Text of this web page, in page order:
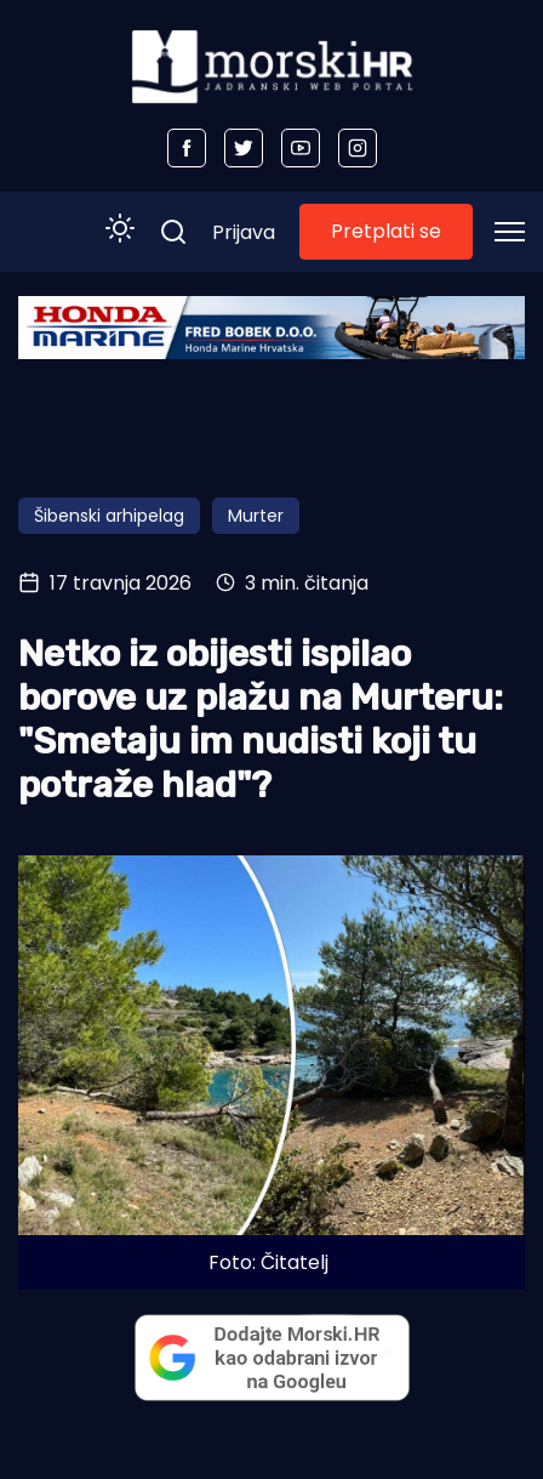
Početna
Obala
Otoci
Turizam i nautika
Pomorstvo
Ribolov
Ekologija
Tradicija i kultura
Prijava Pretplati se
Šibenski arhipelag Murter
17 travnja 2026 3 min. čitanja
Netko iz obijesti ispilao
borove uz plažu na Murteru:
"Smetaju im nudisti koji tu
potraže hlad"?
Foto: Čitatelj